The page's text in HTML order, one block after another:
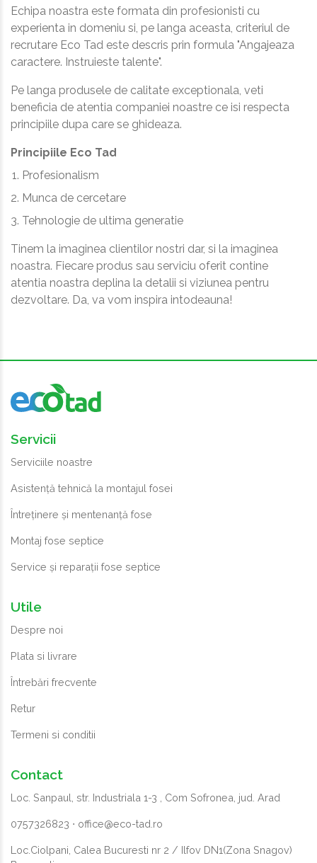
Echipa noastra este formata din profesionisti cu
experienta in domeniu si, pe langa aceasta, criteriul de
recrutare Eco Tad este descris prin formula "Angajeaza
caractere. Instruieste talente".
Pe langa produsele de calitate exceptionala, veti
beneficia de atentia companiei noastre ce isi respecta
principiile dupa care se ghideaza.
Principiile Eco Tad
Profesionalism
Munca de cercetare
Tehnologie de ultima generatie
Tinem la imaginea clientilor nostri dar, si la imaginea
noastra. Fiecare produs sau serviciu oferit contine
atentia noastra deplina la detalii si viziunea pentru
dezvoltare. Da, va vom inspira intodeauna!
Servicii
Serviciile noastre
Asistență tehnică la montajul fosei
Întreținere și mentenanță fose
Montaj fose septice
Service și reparații fose septice
Utile
Despre noi
Plata si livrare
Întrebări frecvente
Retur
Termeni si conditii
Contact
Loc. Sanpaul, str. Industriala 1-3 , Com Sofronea, jud. Arad
0757326823 ⋅ office@eco-tad.ro
Loc.Ciolpani, Calea Bucuresti nr 2 / Ilfov DN1(Zona Snagov)